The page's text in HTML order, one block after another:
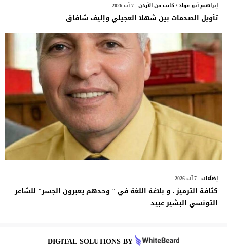
إبراهيم أبو عواد / كاتب من الأردن- 7 آب 2026
تأويل الصدمات بين شهلا العجيلي وإليف شافاق
إضآءات- 7 آب 2026
كثافة الترميز ، و بلاغة اللغة في " وحدهم يعبرون الجسر" للشاعر
التونسي البشير عبيد
DIGITAL SOLUTIONS BY